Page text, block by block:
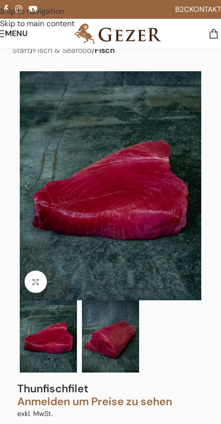
Skip to navigation
Skip to main content
B2CKONTAKT
MENU
Start Fisch & Seafood Fisch
Click to enlarge
Thunfischfilet
Anmelden um Preise zu sehen
exkl. MwSt.